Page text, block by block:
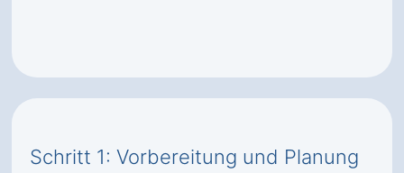
Schritt 1: Vorbereitung und Planung